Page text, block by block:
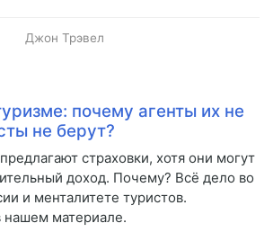
Джон Трэвел
почему агенты их не
не берут?
страховки, хотя они могут
доход. Почему? Всё дело во
и менталитете туристов.
материале.